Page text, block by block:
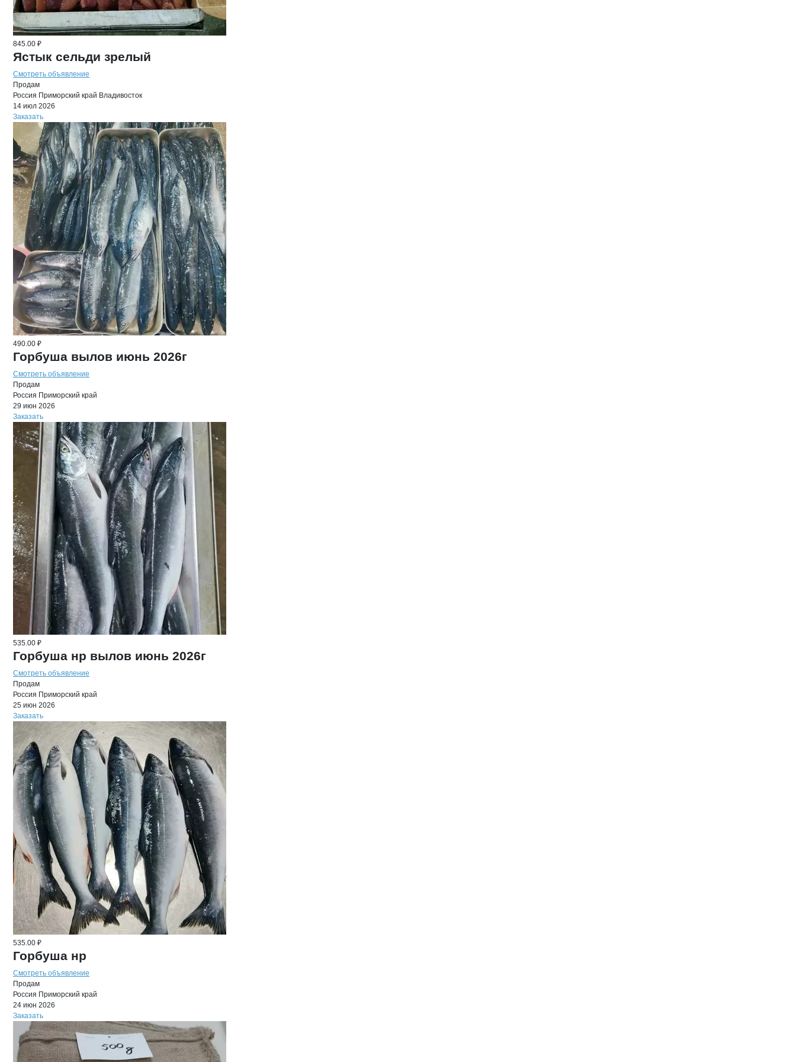
845.00 ₽
Ястык сельди зрелый
Смотреть объявление
Продам
Россия Приморский край Владивосток
14 июл 2026
Заказать
490.00 ₽
Горбуша вылов июнь 2026г
Смотреть объявление
Продам
Россия Приморский край
29 июн 2026
Заказать
535.00 ₽
Горбуша нр вылов июнь 2026г
Смотреть объявление
Продам
Россия Приморский край
25 июн 2026
Заказать
535.00 ₽
Горбуша нр
Смотреть объявление
Продам
Россия Приморский край
24 июн 2026
Заказать